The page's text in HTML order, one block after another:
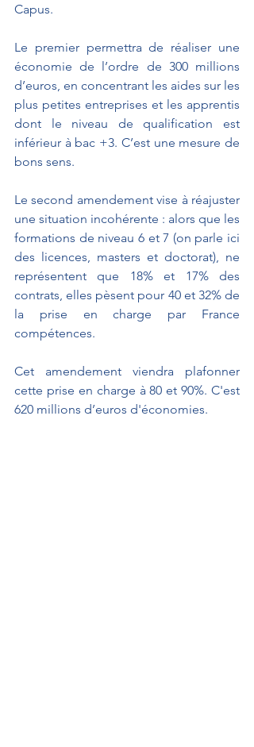
Capus.
Le premier permettra de réaliser une
économie de l’ordre de 300 millions
d’euros, en concentrant les aides sur les
plus petites entreprises et les apprentis
dont le niveau de qualification est
inférieur à bac +3. C’est une mesure de
bons sens.
Le second amendement vise à réajuster
une situation incohérente : alors que les
formations de niveau 6 et 7 (on parle ici
des licences, masters et doctorat), ne
représentent que 18% et 17% des
contrats, elles pèsent pour 40 et 32% de
la prise en charge par France
compétences.
Cet amendement viendra plafonner
cette prise en charge à 80 et 90%. C'est
620 millions d’euros d'économies.